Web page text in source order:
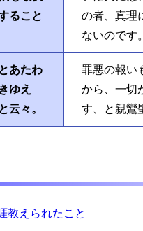
ること
の者、真理
ないのです。
あたわ
ゆえ
云々。
罪悪の報い
から、一切
す、と親鸞
教えられたこと